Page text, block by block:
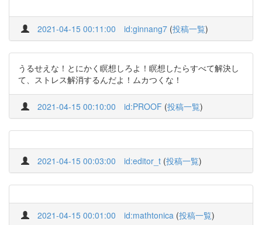
2021-04-15 00:11:00 id:ginnang7 (投稿一覧)
うるせえな！とにかく瞑想しろよ！瞑想したらすべて解決し
て、ストレス解消するんだよ！ムカつくな！
2021-04-15 00:10:00 id:PROOF (投稿一覧)
2021-04-15 00:03:00 id:editor_t (投稿一覧)
2021-04-15 00:01:00 id:mathtonica (投稿一覧)